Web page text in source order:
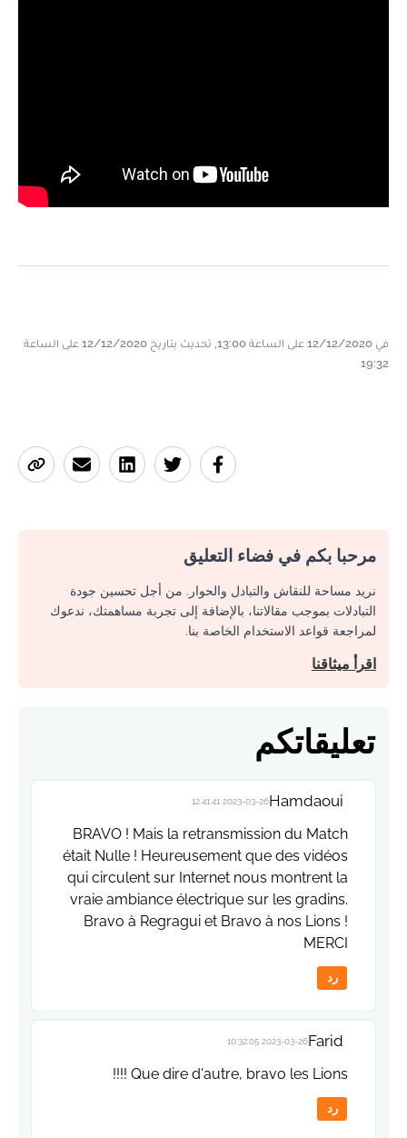
في 12/12/2020 على الساعة 13:00, تحديث بتاريخ 12/12/2020 على الساعة
19:32
مرحبا بكم في فضاء التعليق
نريد مساحة للنقاش والتبادل والحوار. من أجل تحسين جودة
التبادلات بموجب مقالاتنا، بالإضافة إلى تجربة مساهمتك، ندعوك
لمراجعة قواعد الاستخدام الخاصة بنا.
اقرأ ميثاقنا
تعليقاتكم
Hamdaoui
2023-03-26 12:41:41
BRAVO ! Mais la retransmission du Match
était Nulle ! Heureusement que des vidéos
qui circulent sur Internet nous montrent la
vraie ambiance électrique sur les gradins.
Bravo à Regragui et Bravo à nos Lions !
MERCI
رد
Farid
2023-03-26 10:32:05
Que dire d'autre, bravo les Lions !!!!
رد